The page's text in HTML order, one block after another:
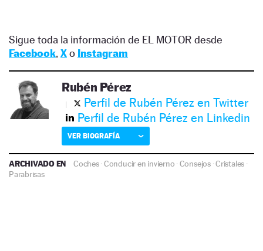
Sigue toda la información de EL MOTOR desde
Facebook, Xo Instagram
Rubén Pérez
Perfil de Rubén Pérez en Twitter
Perfil de Rubén Pérez en Linkedin
VER BIOGRAFÍA
ARCHIVADO EN Coches·Conducir en invierno ·Consejos·Cristales ·
Parabrisas